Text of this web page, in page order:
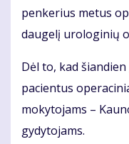
penkerius metus
daugelį urologinių
Dėl to, kad
pacientus
mokytojams –
gydytojams.